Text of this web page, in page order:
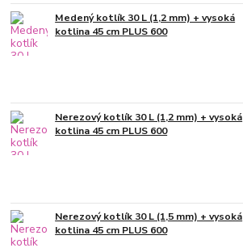
Medený kotlík 30 L (1,2 mm) + vysoká
kotlina 45 cm PLUS 600
Nerezový kotlík 30 L (1,2 mm) + vysoká
kotlina 45 cm PLUS 600
Nerezový kotlík 30 L (1,5 mm) + vysoká
kotlina 45 cm PLUS 600